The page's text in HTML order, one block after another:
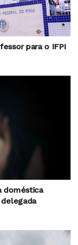
para o IFPI
doméstica
delegada